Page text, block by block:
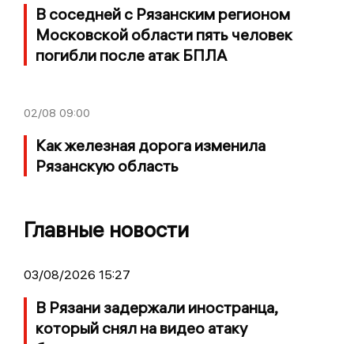
В соседней с Рязанским регионом
Московской области пять человек
погибли после атак БПЛА
02/08 09:00
Как железная дорога изменила
Рязанскую область
Главные новости
03/08/2026 15:27
В Рязани задержали иностранца,
который снял на видео атаку